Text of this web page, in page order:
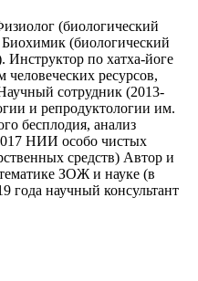
(биологический
(биологический
Инструктор по хатха-йоге
ресурсов,
сотрудник (2013-
и репродуктологии им.
бесплодия, анализ
НИИ особо чистых
средств) Автор и
ЗОЖ и науке (в
года научный консультант